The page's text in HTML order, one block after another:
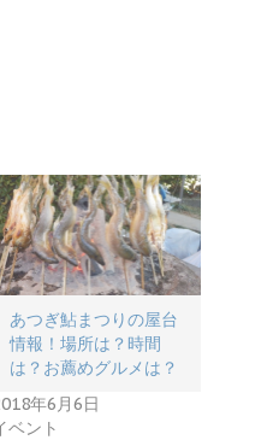
あつぎ鮎まつりの屋台
情報！場所は？時間
は？お薦めグルメは？
年6月6日
ベント